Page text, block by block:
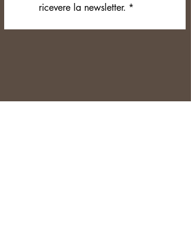
ricevere la newsletter. *